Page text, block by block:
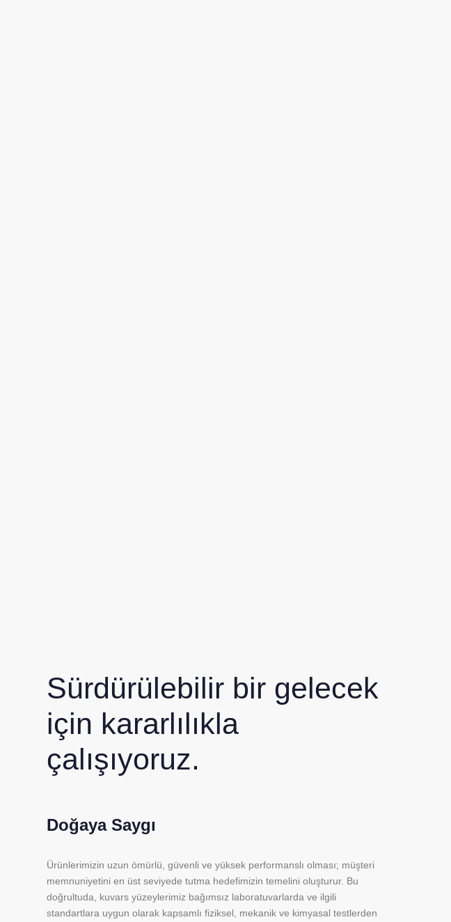
Sürdürülebilir bir gelecek
için kararlılıkla
çalışıyoruz.
Doğaya Saygı
Ürünlerimizin uzun ömürlü, güvenli ve yüksek performanslı olması; müşteri
memnuniyetini en üst seviyede tutma hedefimizin temelini oluşturur. Bu
doğrultuda, kuvars yüzeylerimiz bağımsız laboratuvarlarda ve ilgili
standartlara uygun olarak kapsamlı fiziksel, mekanik ve kimyasal testlerden